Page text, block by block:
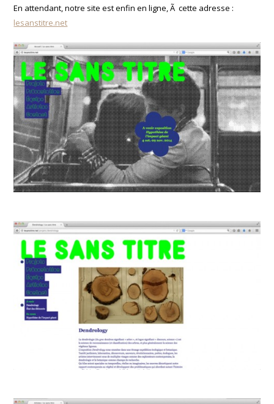
En attendant, notre site est enfin en ligne, Ã cette adresse :
lesanstitre.net